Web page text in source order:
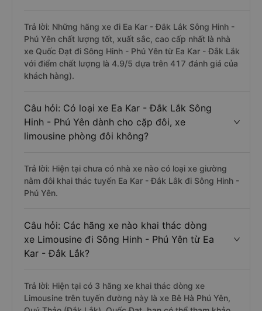
Trả lời: Những hãng xe đi Ea Kar - Đắk Lắk Sông Hinh -
Phú Yên chất lượng tốt, xuất sắc, cao cấp nhất là nhà
xe Quốc Đạt đi Sông Hinh - Phú Yên từ Ea Kar - Đắk Lắk
với điểm chất lượng là 4.9/5 dựa trên 417 đánh giá của
khách hàng).
Câu hỏi: Có loại xe Ea Kar - Đắk Lắk Sông
Hinh - Phú Yên dành cho cặp đôi, xe
limousine phòng đôi không?
Trả lời: Hiện tại chưa có nhà xe nào có loại xe giường
nằm đôi khai thác tuyến Ea Kar - Đắk Lắk đi Sông Hinh -
Phú Yên.
Câu hỏi: Các hãng xe nào khai thác dòng
xe Limousine đi Sông Hinh - Phú Yên từ Ea
Kar - Đắk Lắk?
Trả lời: Hiện tại có 3 hãng xe khai thác dòng xe
Limousine trên tuyến đường này là xe Bê Hà Phú Yên,